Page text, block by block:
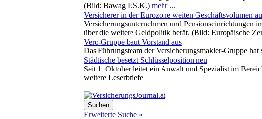
(Bild: Bawag P.S.K.) mehr ...
Versicherer in der Eurozone weiten Geschäftsvolumen
Versicherungsunternehmen und Pensionseinrichtungen
über die weitere Geldpolitik berät. (Bild: Europäische
Vero-Gruppe baut Vorstand aus
Das Führungsteam der Versicherungsmakler-Gruppe
Städtische besetzt Schlüsselposition neu
Seit 1. Oktober leitet ein Anwalt und Spezialist im
weitere Leserbriefe
Erweiterte Suche »